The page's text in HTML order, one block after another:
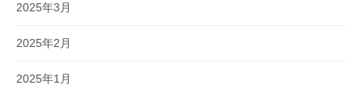
2025年3月
2025年2月
2025年1月